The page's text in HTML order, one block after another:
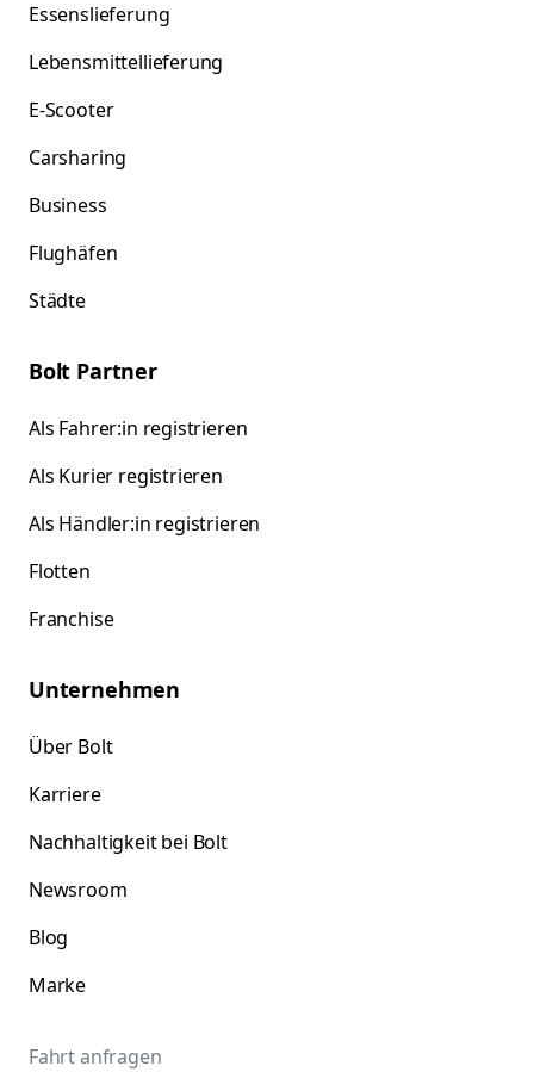
Essenslieferung
Lebensmittellieferung
E-Scooter
Carsharing
Business
Flughäfen
Städte
Bolt Partner
Als Fahrer:in registrieren
Als Kurier registrieren
Als Händler:in registrieren
Flotten
Franchise
Unternehmen
Über Bolt
Karriere
Nachhaltigkeit bei Bolt
Newsroom
Blog
Marke
Fahrt anfragen